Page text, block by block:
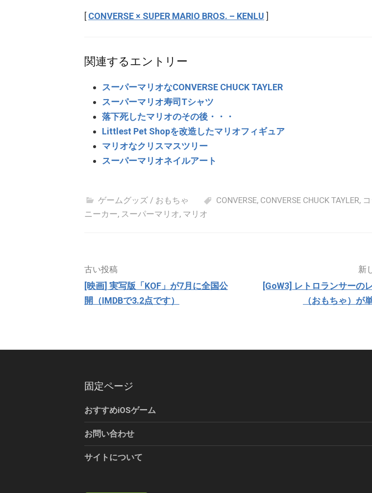
[ CONVERSE × SUPER MARIO BROS. – KENLU ]
関連するエントリー
スーパーマリオなCONVERSE CHUCK TAYLER
スーパーマリオ寿司Tシャツ
落下死したマリオのその後・・・
Littlest Pet Shopを改造したマリオフィギュア
マリオなクリスマスツリー
スーパーマリオネイルアート
ゲームグッズ / おもちゃ CONVERSE, CONVERSE CHUCK TAYLER,
ニーカー, スーパーマリオ, マリオ
投
稿
ナ
ビ
古い投稿
[映画] 実写版「KOF」が7月に全国公
開（IMDBで3.2点です）
新
[GoW3] レトロランサーの
（おもちゃ）が
固定ページ
おすすめiOSゲーム
お問い合わせ
サイトについて